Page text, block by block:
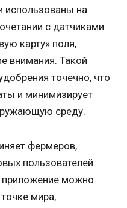
использованы на
с датчиками
карту» поля,
внимания. Такой
точечно, что
и минимизирует
среду.
фермеров,
пользователей.
приложение можно
мира,